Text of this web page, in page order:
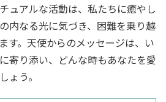
ュアルな活動は、私たちに癒やし
内なる光に気づき、困難を乗り越
す。天使からのメッセージは、い
寄り添い、どんな時もあなたを愛
ょう。